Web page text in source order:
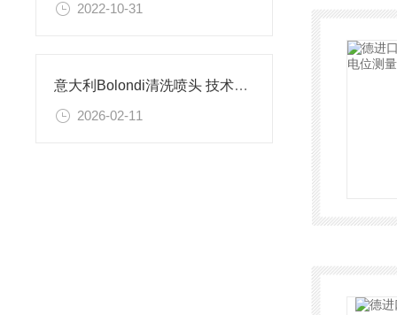
2022-10-31
意大利Bolondi清洗喷头 技术优势及应用场景解析
2026-02-11